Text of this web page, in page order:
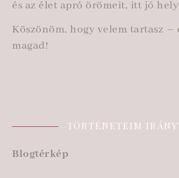
és az élet apró örömeit, itt jó
Köszönöm, hogy velem tartasz –
magad!
TÖRTÉNETEIM
Blogtérkép